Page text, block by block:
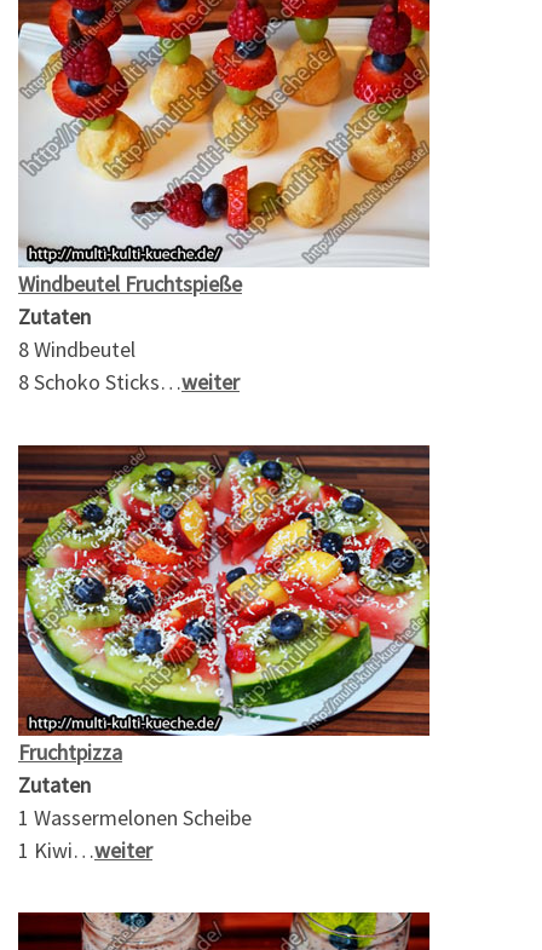
Windbeutel Fruchtspieße
Zutaten
8 Windbeutel
8 Schoko Sticks…weiter
Fruchtpizza
Zutaten
1 Wassermelonen Scheibe
1 Kiwi…weiter